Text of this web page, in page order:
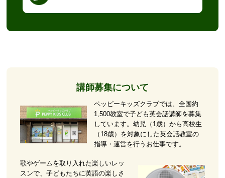
講師募集について
ペッピーキッズクラブでは、全国約
1,500教室で子ども英会話講師を募集
しています。幼児（1歳）から高校生
（18歳）を対象にした英会話教室の
指導・運営を行うお仕事です。
歌やゲームを取り入れた楽しいレッ
スンで、子どもたちに英語の楽しさ